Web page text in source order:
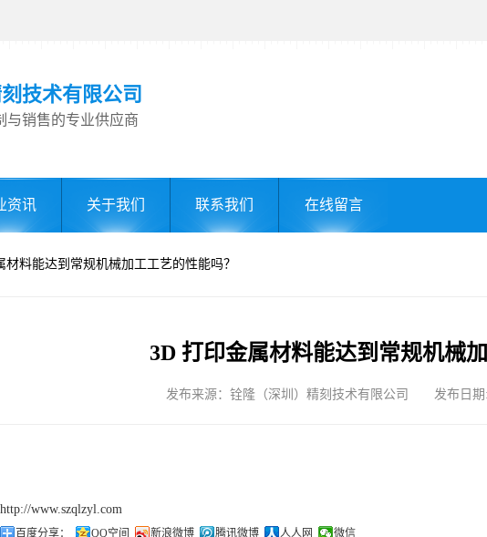
技术有限公司
与销售的专业供应商
资讯 关于我们 联系我们 在线留言
材料能达到常规机械加工工艺的性能吗？
3D 打印金属材料能达到常规机械
发布来源：铨隆（深圳）精刻技术有限公司 发布日
http://www.szqlzyl.com
百度分享： QQ空间 新浪微博 腾讯微博 人人网 微信